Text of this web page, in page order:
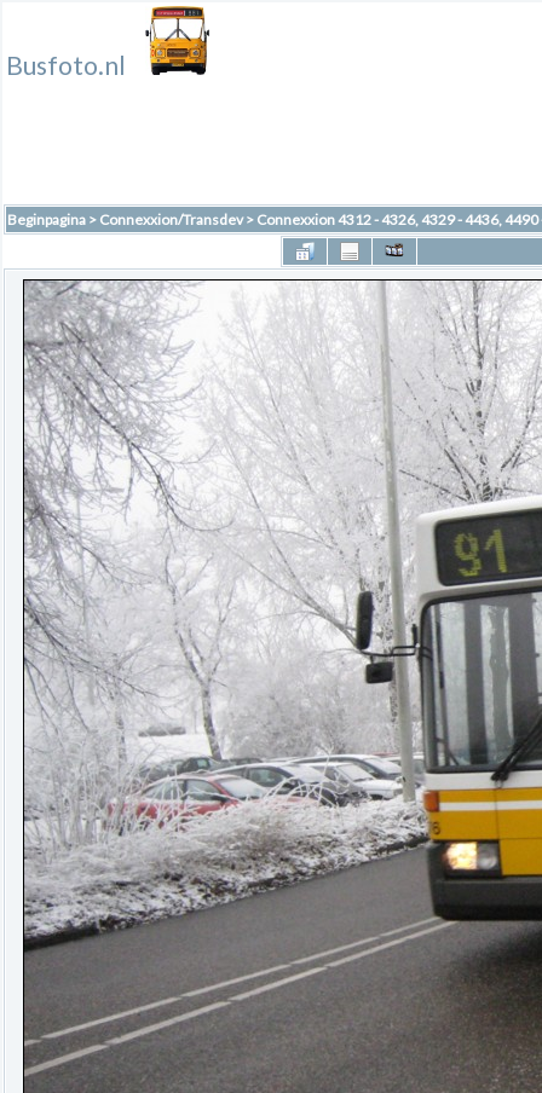
Busfoto.nl
Beginpagina > Connexxion/Transdev> Connexxion 4312 - 4326, 4329 - 4436, 4490